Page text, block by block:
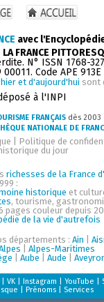
avec
LA FRANCE
N° ISSN 1768-
Code APE 913E
et d'aujourd'hui sont
à l'INPI
FRANÇAIS dès
NATIONALE DE
Politique de
du jour
richesses de la France
:
historique et
, tourisme,
pages couleur depuis
de la vie d'autrefois
départements : Ain
Alpes-Maritimes
Aube Aude
VK| Instagram YouTube
Prénoms| Services